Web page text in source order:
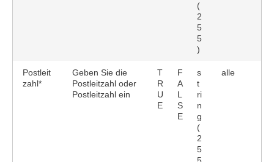
(
2
5
5
)
Postleit
zahl*
Geben Sie die
Postleitzahl oder
Postleitzahl ein
T
R
U
E
F
A
L
S
E
s
t
ri
n
g
(
2
5
alle